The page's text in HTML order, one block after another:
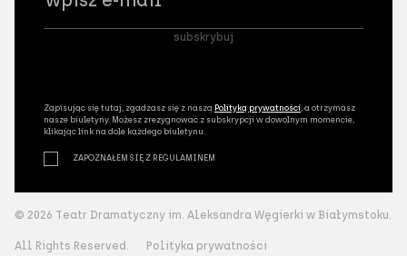
subskrybuj
Zapisując się tutaj, zgadzasz się z naszą Polityką prywatności , a otrzymasz
nasze biuletyny. Możesz zrezygnować z subskrypcji w dowolnym momencie,
klikając link na dole każdego biuletynu.
ZAPOZNAŁEM SIĘ Z REGULAMINEM
© 2026 Teatr Dramatyczny im. Aleksandra Węgierki w Białymstoku.
All Rights Reserved. Polityka prywatności